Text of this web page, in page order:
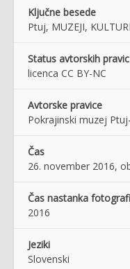
Ključne besede
Ptuj, MUZEJI,
Status avtorskih pravic
licenca CC BY-NC
Avtorske pravice
Pokrajinski muzej
Čas
26. november 2016,
Čas nastanka
2016
Jeziki
Slovenski